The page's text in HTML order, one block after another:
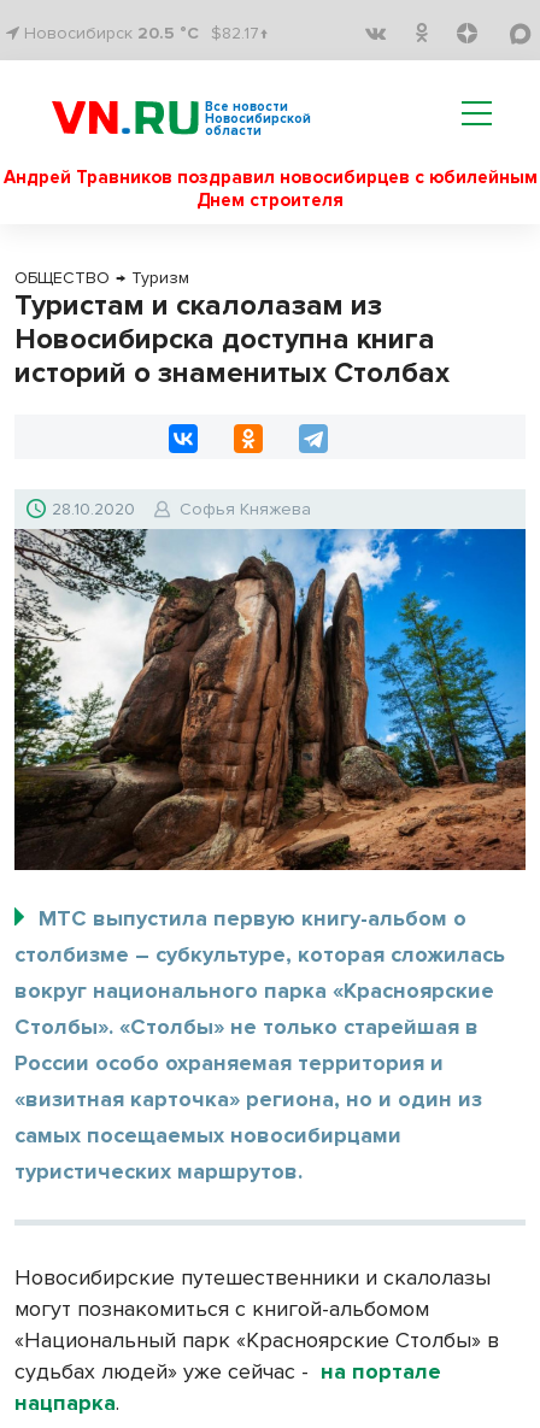
Новосибирск 20.5 °C $82.17↑
Все новости
Новосибирской
области
Андрей Травников поздравил новосибирцев с юбилейным
Днем строителя
ОБЩЕСТВО → Туризм
Туристам и скалолазам из
Новосибирска доступна книга
историй о знаменитых Столбах
28.10.2020 Софья Княжева
МТС выпустила первую книгу-альбом о
столбизме – субкультуре, которая сложилась
вокруг национального парка «Красноярские
Столбы». «Столбы» не только старейшая в
России особо охраняемая территория и
«визитная карточка» региона, но и один из
самых посещаемых новосибирцами
туристических маршрутов.
Новосибирские путешественники и скалолазы
могут познакомиться с книгой-альбомом
«Национальный парк «Красноярские Столбы» в
судьбах людей» уже сейчас - на портале
нацпарка.